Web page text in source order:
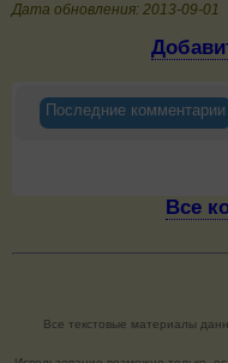
Дата обновления: 2013-09-01
Последние комментарии
Все
Все текстовые материалы